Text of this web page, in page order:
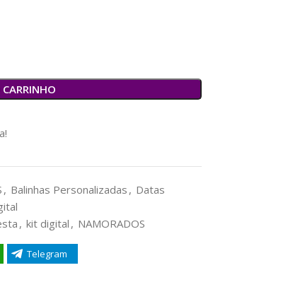
, Balinhas Personalizadas , Datas
, kit digital , NAMORADOS
Telegram